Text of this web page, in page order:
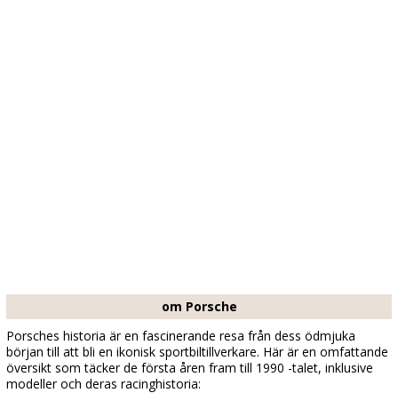
om Porsche
Porsches historia är en fascinerande resa från dess ödmjuka
början till att bli en ikonisk sportbiltillverkare. Här är en omfattande
översikt som täcker de första åren fram till 1990 -talet, inklusive
modeller och deras racinghistoria: